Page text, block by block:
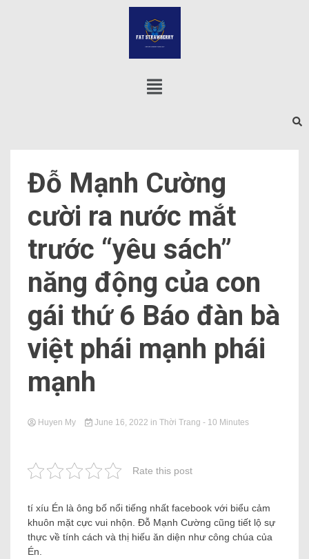
Đỗ Mạnh Cường
cười ra nước mắt
trước “yêu sách”
năng động của con
gái thứ 6 Báo đàn bà
việt phái mạnh phái
mạnh
Huyen My June 16, 2022 in Thời Trang - 10 Minutes
Rate this post
tí xíu Én là ông bố nổi tiếng nhất facebook với biểu cảm
khuôn mặt cực vui nhộn. Đỗ Mạnh Cường cũng tiết lộ sự
thực về tính cách và thị hiếu ăn diện như công chúa của
Én.